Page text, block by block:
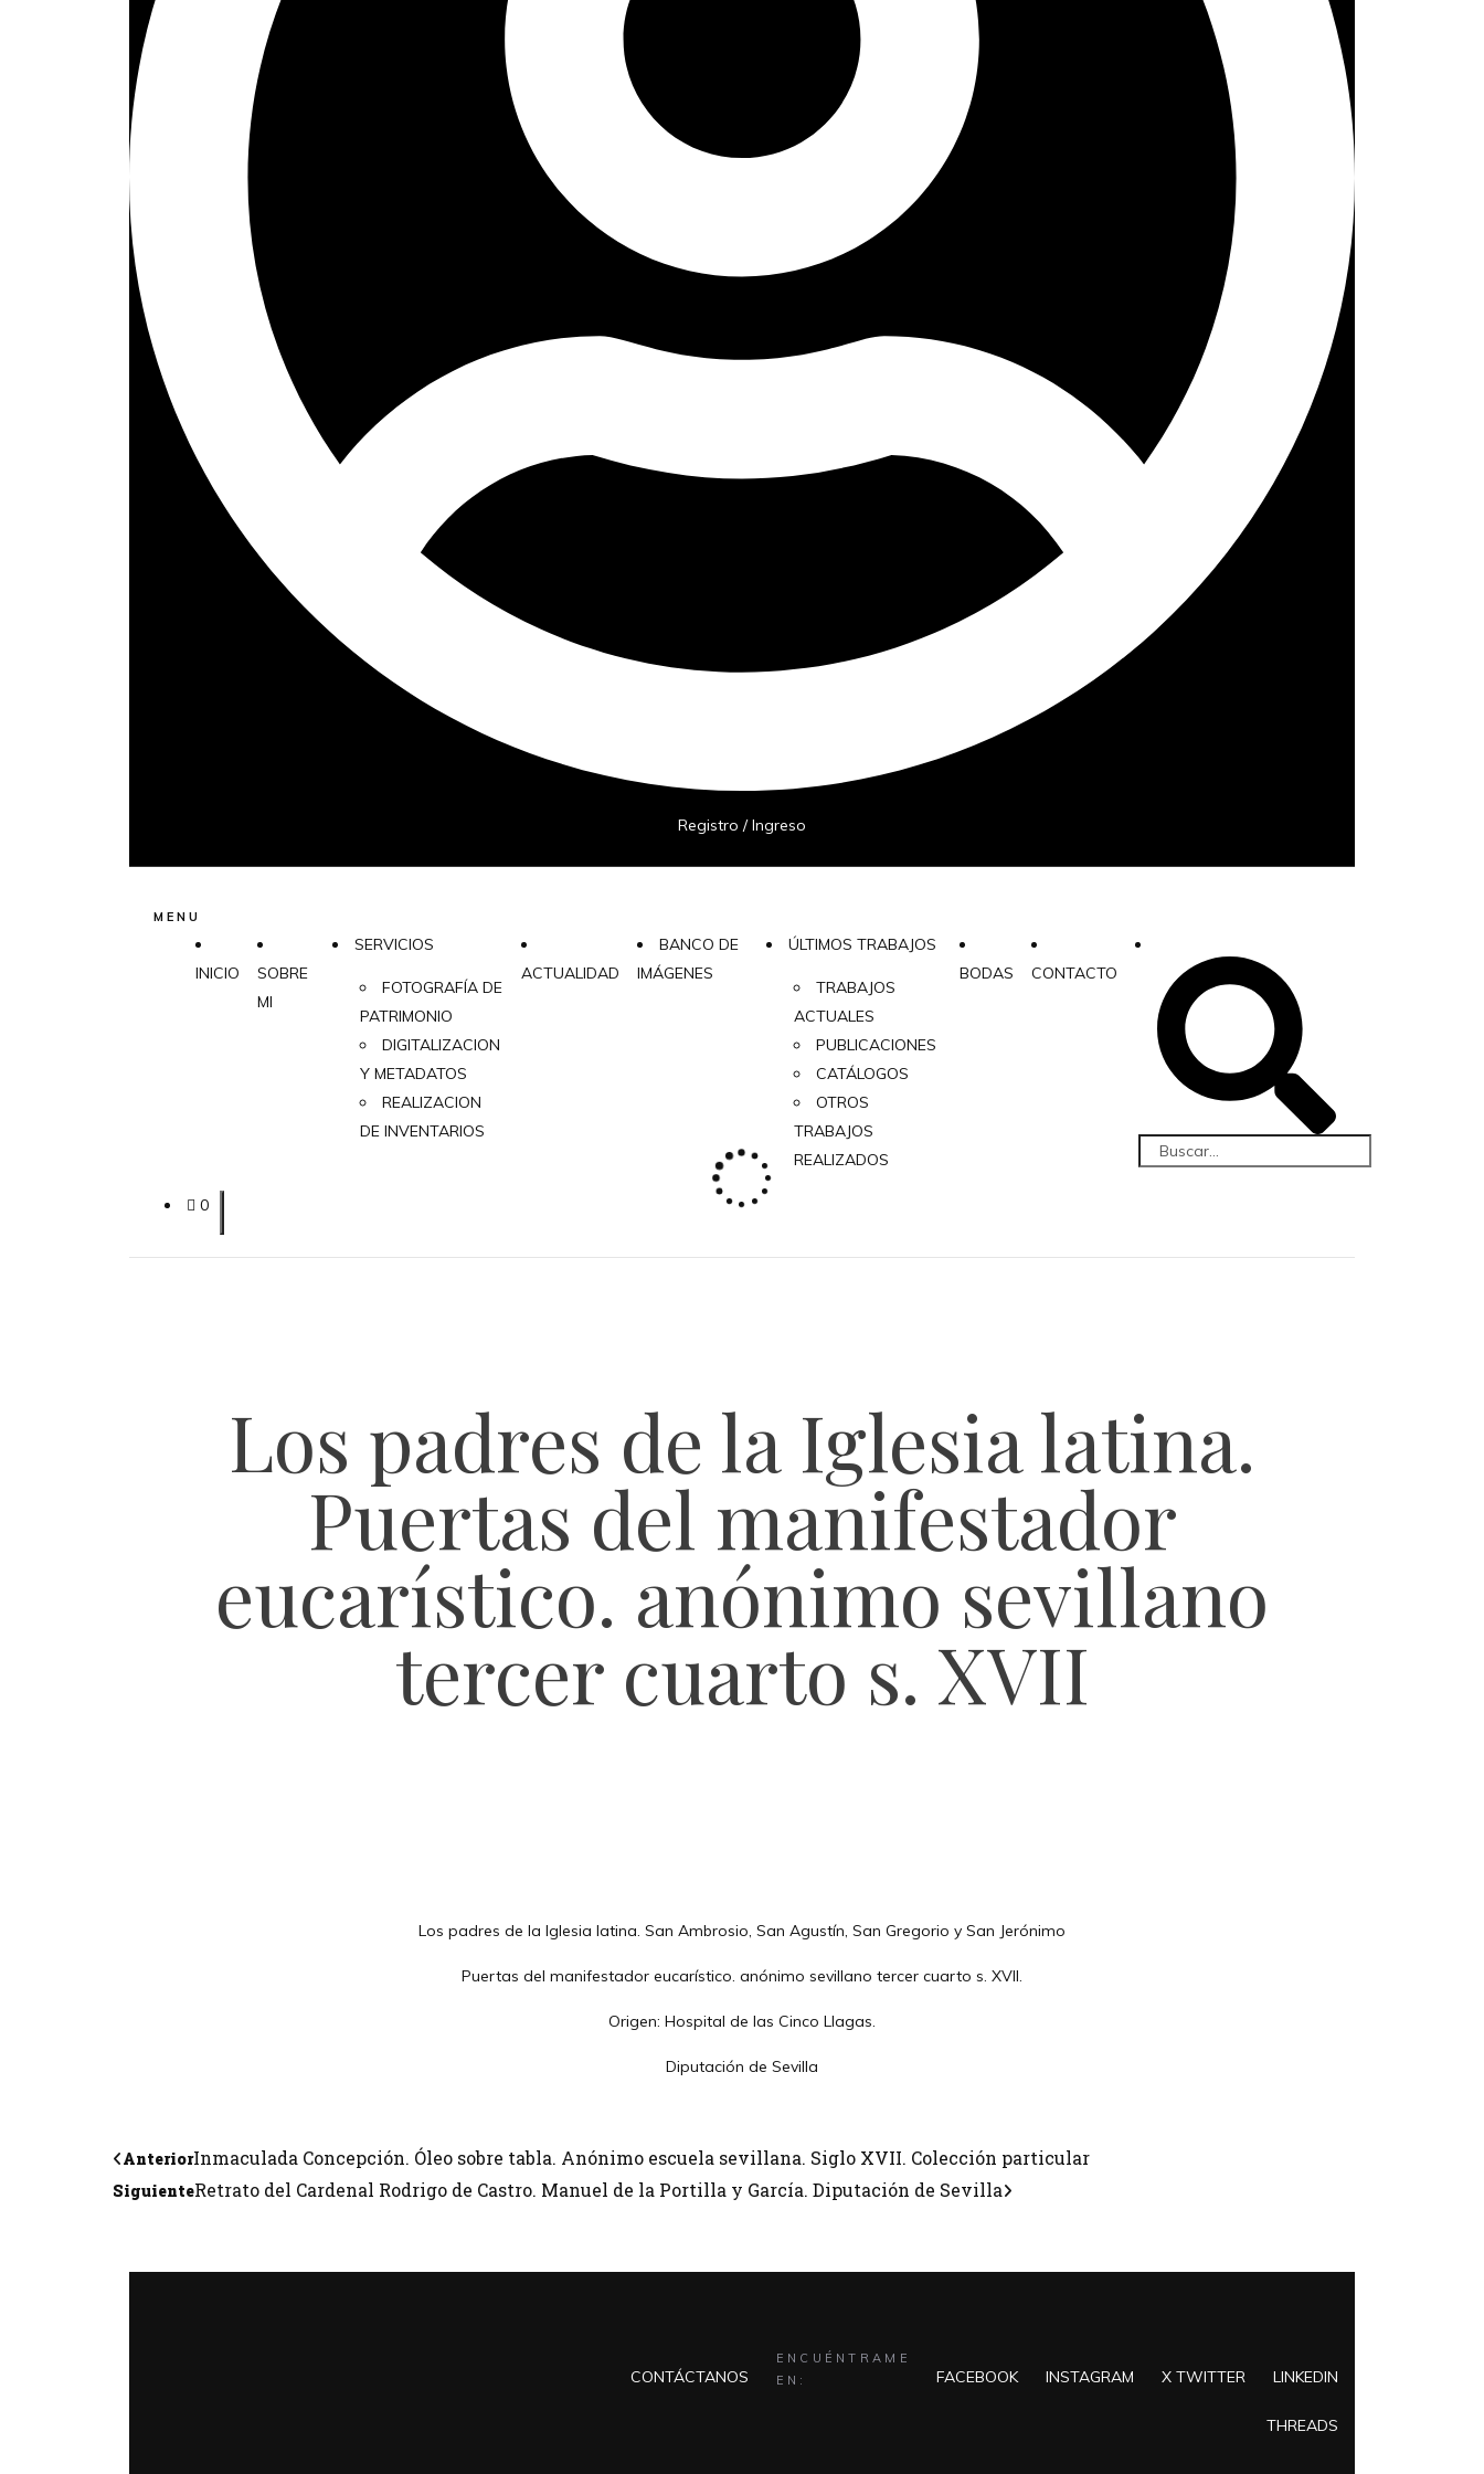
Registro / Ingreso
MENU
INICIO
SOBRE
MI
SERVICIOS
FOTOGRAFÍA DE
PATRIMONIO
DIGITALIZACION
Y METADATOS
REALIZACION
DE INVENTARIOS
ACTUALIDAD
BANCO DE
IMÁGENES
ÚLTIMOS TRABAJOS
TRABAJOS
ACTUALES
PUBLICACIONES
CATÁLOGOS
OTROS
TRABAJOS
REALIZADOS
BODAS CONTACTO
0
Los padres de la Iglesia latina.
Puertas del manifestador
eucarístico. anónimo sevillano
tercer cuarto s. XVII
Los padres de la Iglesia latina. San Ambrosio, San Agustín, San Gregorio y San Jerónimo
Puertas del manifestador eucarístico. anónimo sevillano tercer cuarto s. XVII.
Origen: Hospital de las Cinco Llagas.
Diputación de Sevilla
AnteriorInmaculada Concepción. Óleo sobre tabla. Anónimo escuela sevillana. Siglo XVII. Colección particular
SiguienteRetrato del Cardenal Rodrigo de Castro. Manuel de la Portilla y García. Diputación de Sevilla
CONTÁCTANOS
ENCUÉNTRAME
EN:
FACEBOOK INSTAGRAM X TWITTER LINKEDIN
THREADS